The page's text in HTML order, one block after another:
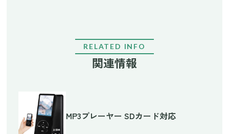
RELATED INFO
関連情報
MP3プレーヤー SDカード対応